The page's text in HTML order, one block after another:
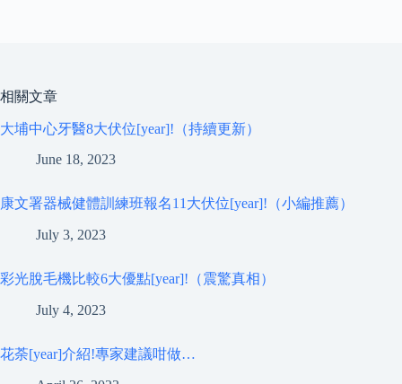
相關文章
大埔中心牙醫8大伏位[year]!（持續更新）
June 18, 2023
康文署器械健體訓練班報名11大伏位[year]!（小編推薦）
July 3, 2023
彩光脫毛機比較6大優點[year]!（震驚真相）
July 4, 2023
花荼[year]介紹!專家建議咁做…